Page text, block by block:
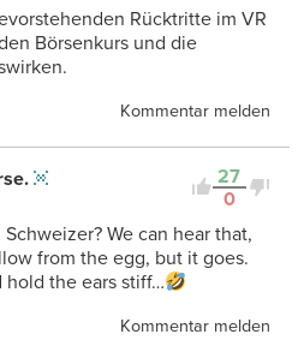
Rücktritte im VR
Börsenkurs und die
Kommentar melden
27
0
We can hear that,
from the egg, but it goes.
hold the ears stiff…
Kommentar melden